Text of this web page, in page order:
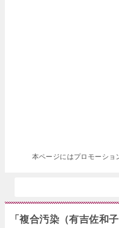
本ページにはプロモーショ
「複合汚染（有吉佐和